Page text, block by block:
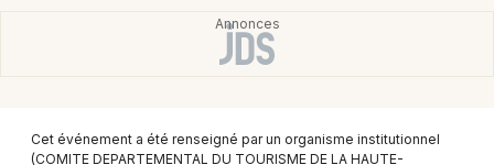
Sorties famille
Cet événement a été renseigné par un organisme institutionnel
(COMITE DEPARTEMENTAL DU TOURISME DE LA HAUTE-